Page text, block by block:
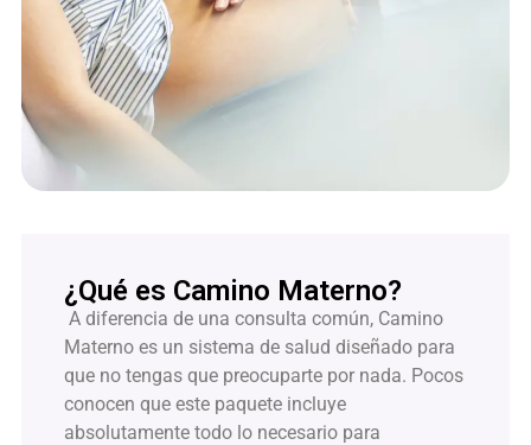
¿Qué es Camino Materno?
A diferencia de una consulta común, Camino
Materno es un sistema de salud diseñado para
que no tengas que preocuparte por nada. Pocos
conocen que este paquete incluye
absolutamente todo lo necesario para